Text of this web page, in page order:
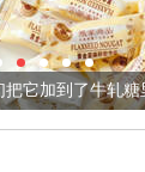
被列